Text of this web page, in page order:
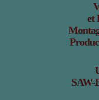
et
SAW-